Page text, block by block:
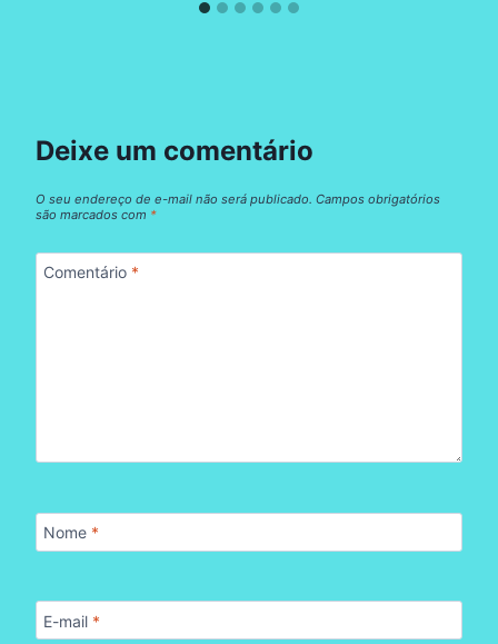
Deixe um comentário
O seu endereço de e-mail não será publicado. Campos obrigatórios
são marcados com *
Comentário *
Nome *
E-mail *